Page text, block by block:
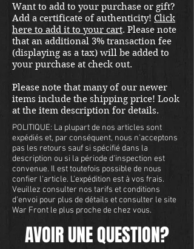
Want to add to your purchase or gift?
Add a certificate of authenticity! Click
here to add it to your cart. Please note
that an additional 3% transaction fee
(displaying as a tax) will be added to
your purchase at check out.
Please note that many of our newer
items include the shipping price! Look
at the item description for details.
POLITIQUE: La plupart de nos articles sont
expédiés et, par conséquent, nous n'acceptons
pas les retours sauf si spécifié dans la
description ou si la période d'inspection est
convenue. Il est toutefois possible de nous
confier l'article. L'expédition est à vos frais.
Veuillez consulter nos tarifs et conditions
d'envoi pour plus de détails et consulter le site
War Front le plus proche de chez vous.
AVOIR UNE QUESTION?